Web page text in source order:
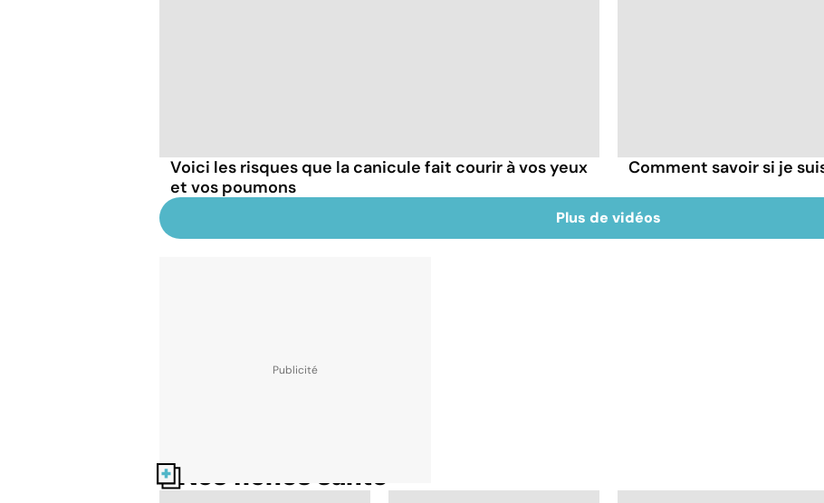
Voici les risques que la canicule fait courir à vos yeux
et vos poumons
Comment savoir si je
Plus de vidéos
Nos fiches santé